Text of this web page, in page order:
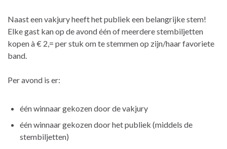
Naast een vakjury heeft het publiek een belangrijke stem!
Elke gast kan op de avond één of meerdere stembiljetten
kopen à € 2,= per stuk om te stemmen op zijn/haar favoriete
band.
Per avond is er:
één winnaar gekozen door de vakjury
één winnaar gekozen door het publiek (middels de
stembiljetten)